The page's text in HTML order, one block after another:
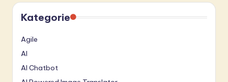
Kategorie
Agile
AI
AI Chatbot